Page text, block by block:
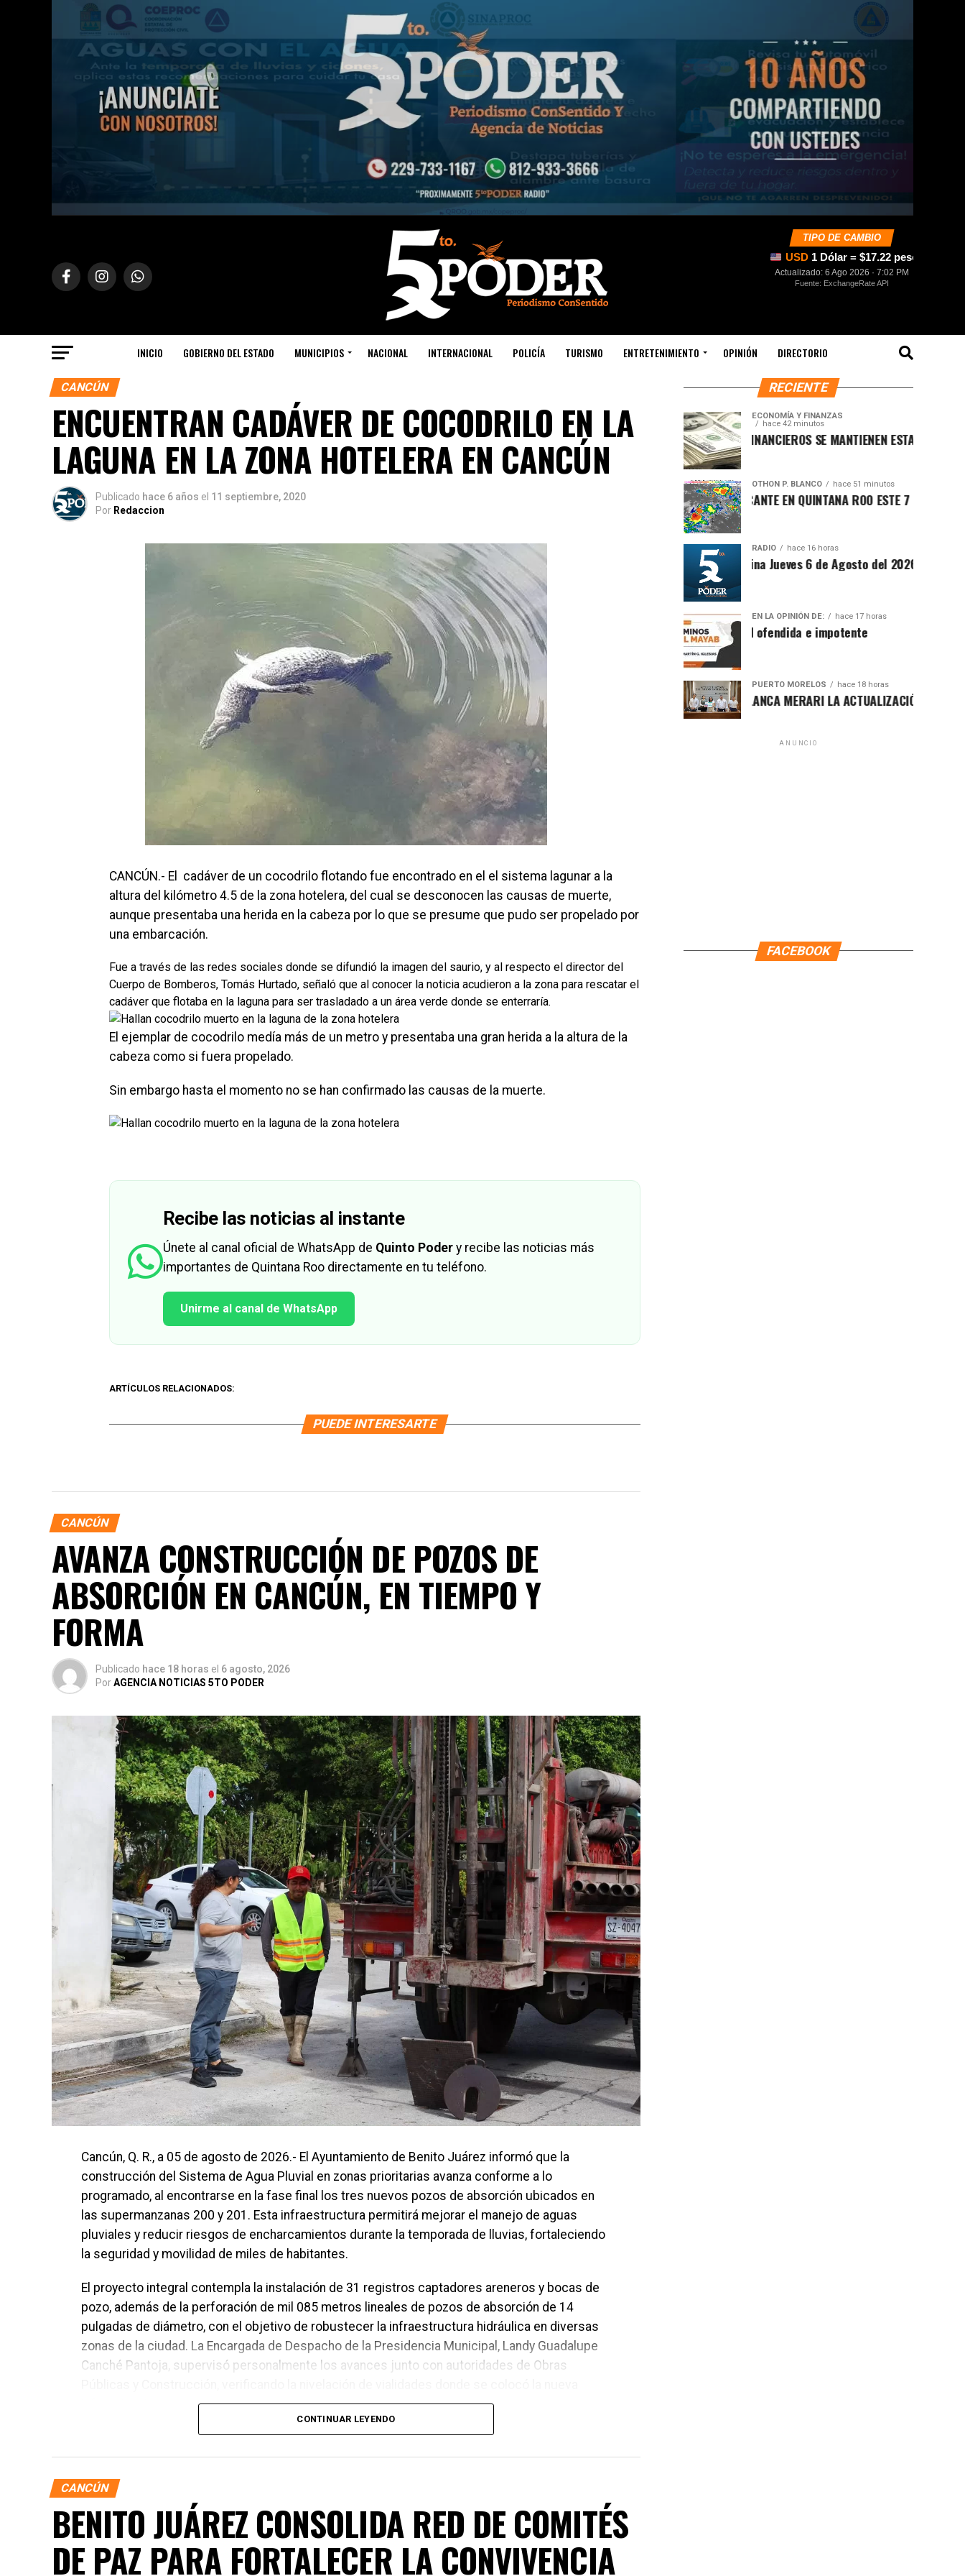
TIPO DE CAMBIO
USD 1 Dólar = $17.22 pesos
Actualizado: 6 Ago 2026 · 7:02 PM
Fuente: ExchangeRate API
INICIO GOBIERNO DEL ESTADO MUNICIPIOS NACIONAL INTERNACIONAL POLICÍA TURISMO ENTRETENIMIENTO OPINIÓN DIRECTORIO
CANCÚN
ENCUENTRAN CADÁVER DE COCODRILO EN LA
LAGUNA EN LA ZONA HOTELERA EN CANCÚN
Publicado hace 6 años el 11 septiembre, 2020
Por Redaccion
CANCÚN.- El cadáver de un cocodrilo flotando fue encontrado en el el sistema lagunar a la
altura del kilómetro 4.5 de la zona hotelera, del cual se desconocen las causas de muerte,
aunque presentaba una herida en la cabeza por lo que se presume que pudo ser propelado por
una embarcación.
Fue a través de las redes sociales donde se difundió la imagen del saurio, y al respecto el director del
Cuerpo de Bomberos, Tomás Hurtado, señaló que al conocer la noticia acudieron a la zona para rescatar el
cadáver que flotaba en la laguna para ser trasladado a un área verde donde se enterraría.
El ejemplar de cocodrilo medía más de un metro y presentaba una gran herida a la altura de la
cabeza como si fuera propelado.
Sin embargo hasta el momento no se han confirmado las causas de la muerte.
Recibe las noticias al instante
Únete al canal oficial de WhatsApp de Quinto Poder y recibe las noticias más
importantes de Quintana Roo directamente en tu teléfono.
Unirme al canal de WhatsApp
ARTÍCULOS RELACIONADOS:
PUEDE INTERESARTE
CANCÚN
AVANZA CONSTRUCCIÓN DE POZOS DE
ABSORCIÓN EN CANCÚN, EN TIEMPO Y
FORMA
Publicado hace 18 horas el 6 agosto, 2026
PorAGENCIA NOTICIAS 5TO PODER
Cancún, Q. R., a 05 de agosto de 2026.- El Ayuntamiento de Benito Juárez informó que la
construcción del Sistema de Agua Pluvial en zonas prioritarias avanza conforme a lo
programado, al encontrarse en la fase final los tres nuevos pozos de absorción ubicados en
las supermanzanas 200 y 201. Esta infraestructura permitirá mejorar el manejo de aguas
pluviales y reducir riesgos de encharcamientos durante la temporada de lluvias, fortaleciendo
la seguridad y movilidad de miles de habitantes.
El proyecto integral contempla la instalación de 31 registros captadores areneros y bocas de
pozo, además de la perforación de mil 085 metros lineales de pozos de absorción de 14
pulgadas de diámetro, con el objetivo de robustecer la infraestructura hidráulica en diversas
zonas de la ciudad. La Encargada de Despacho de la Presidencia Municipal, Landy Guadalupe
Canché Pantoja, supervisó personalmente los avances junto con autoridades de Obras
CONTINUAR LEYENDO
CANCÚN
BENITO JUÁREZ CONSOLIDA RED DE COMITÉS
DE PAZ PARA FORTALECER LA CONVIVENCIA
RECIENTE
ECONOMÍA Y FINANZAS
hace 42 minutos
MERCADOS FINANCIEROS SE MANTIENEN ESTABLES
OTHON P. BLANCO hace 51 minutos
CLIMA SOFOCANTE EN QUINTANA ROO ESTE 7 DE AGOSTO DE
RADIO hace 16 horas
Síntesis Matutina Jueves 6 de Agosto del 2026
EN LA OPINIÓN DE: hace 17 horas
Sociedad ofendida e impotente
PUERTO MORELOS hace 18 horas
PRESENTA BLANCA MERARI LA ACTUALIZACIÓN DEL ATLAS
ANUNCIO
FACEBOOK